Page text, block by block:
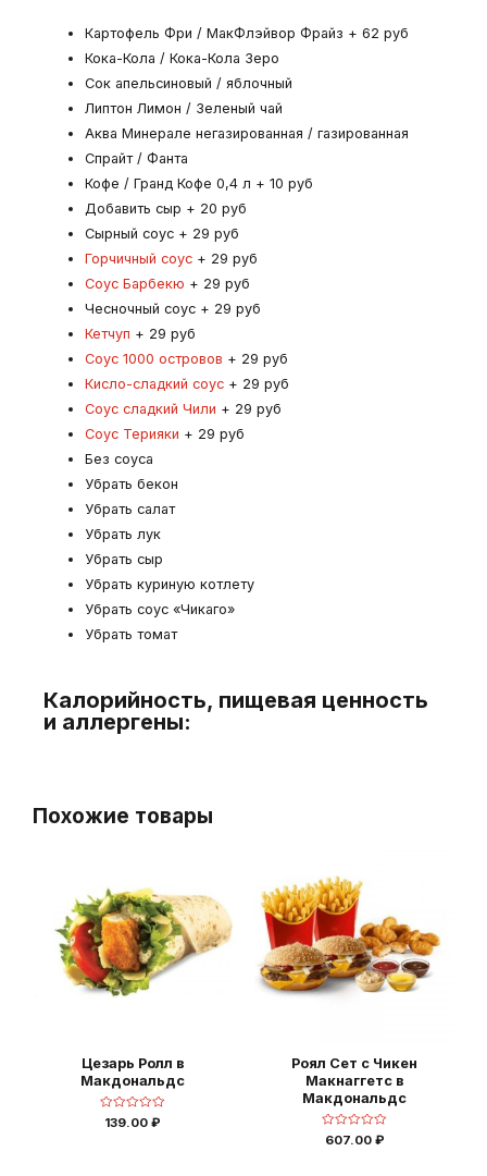
Картофель Фри / МакФлэйвор Фрайз + 62 руб
Кока-Кола / Кока-Кола Зеро
Сок апельсиновый / яблочный
Липтон Лимон / Зеленый чай
Аква Минерале негазированная / газированная
Спрайт / Фанта
Кофе / Гранд Кофе 0,4 л + 10 руб
Добавить сыр + 20 руб
Сырный соус + 29 руб
Горчичный соус + 29 руб
Соус Барбекю + 29 руб
Чесночный соус + 29 руб
Кетчуп + 29 руб
Соус 1000 островов + 29 руб
Кисло-сладкий соус + 29 руб
Соус сладкий Чили + 29 руб
Соус Терияки + 29 руб
Без соуса
Убрать бекон
Убрать салат
Убрать лук
Убрать сыр
Убрать куриную котлету
Убрать соус «Чикаго»
Убрать томат
Калорийность, пищевая ценность
и аллергены:
Похожие товары
Цезарь Ролл в
Макдональдс
Оценка
139.00 ₽
Роял Сет с Чикен
Макнаггетс в
Макдональдс
Оценка
0
607.00 ₽